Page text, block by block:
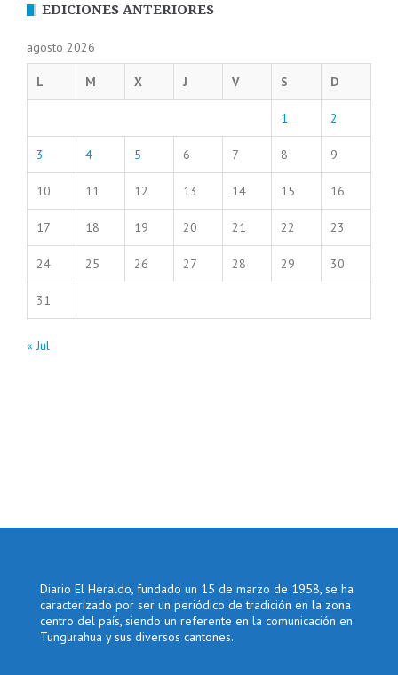
EDICIONES ANTERIORES
agosto 2026
L M X J V S D
1 2
3 4 5 6 7 8 9
10 11 12 13 14 15 16
17 18 19 20 21 22 23
24 25 26 27 28 29 30
31
« Jul
Diario El Heraldo, fundado un 15 de marzo de 1958, se ha
caracterizado por ser un periódico de tradición en la zona
centro del país, siendo un referente en la comunicación en
Tungurahua y sus diversos cantones.